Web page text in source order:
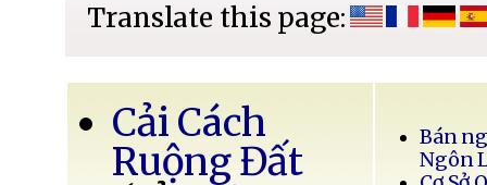
Translate this page:
Cải Cách
Ruộng Đất
Bán
Ngôn